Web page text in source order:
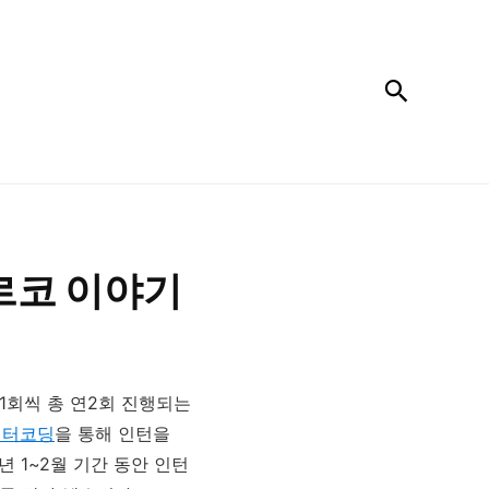
코 이야기
씩 총 연2회 진행되는
코딩을 통해 인턴을
1~2월 기간 동안 인턴